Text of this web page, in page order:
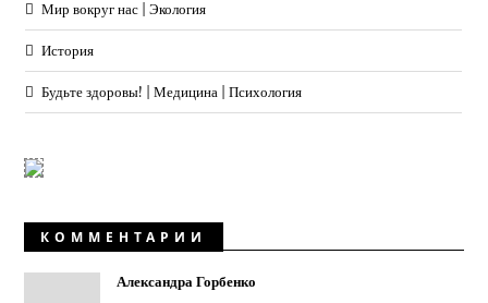
Мир вокруг нас | Экология
История
Будьте здоровы! | Медицина | Психология
КОММЕНТАРИИ
Александра Горбенко